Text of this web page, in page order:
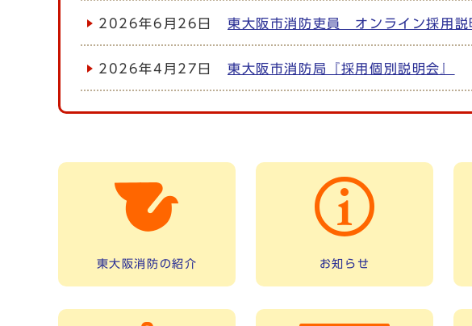
2026年6月26日 東大阪市消防吏員 オンライン採用説
2026年4月27日 東大阪市消防局『採用個別説明会』
東大阪消防の紹介 お知らせ